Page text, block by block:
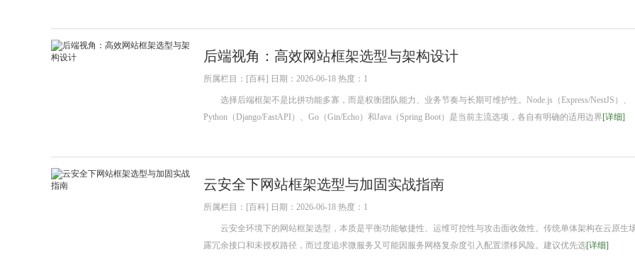
后端视角：高效网站框架选型与架构设计
所属栏目：[百科] 日期：2026-06-18 热度：1
选择后端框架不是比拼功能多寡，而是权衡团队能力、业务节奏与长期可维护性。Node.js（Express/NestJS）、
Python（Django/FastAPI）、Go（Gin/Echo）和Java（Spring Boot）是当前主流选项，各自有明确的适用边界[详细]
云安全下网站框架选型与加固实战指南
所属栏目：[百科] 日期：2026-06-18 热度：1
云安全环境下的网站框架选型，本质是平衡功能敏捷性、运维可控性与攻击面收敛性。传统单体架构在云原生
露冗余接口和未授权路径，而过度追求微服务又可能因服务网格复杂度引入配置漂移风险。建议优先选[详细]